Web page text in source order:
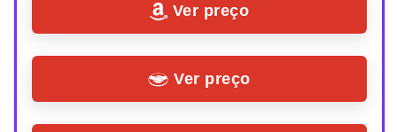
Ver preço
Ver preço